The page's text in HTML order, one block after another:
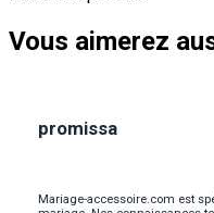
Vous aimerez
promissa
Mariage-accessoire.com est